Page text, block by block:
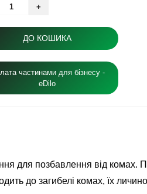
+
ДО КОШИКА
частинами для бізнесу -
eDilo
для позбавлення від комах.
до загибелі комах, їх